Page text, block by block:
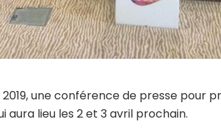
2019, une conférence de presse pour
aura lieu les 2 et 3 avril prochain.